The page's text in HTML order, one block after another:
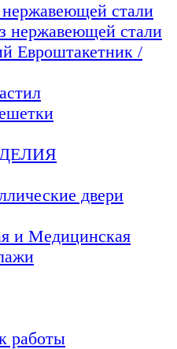
стали
нержавеющей стали
Евроштакетник /
двери
и Медицинская
работы